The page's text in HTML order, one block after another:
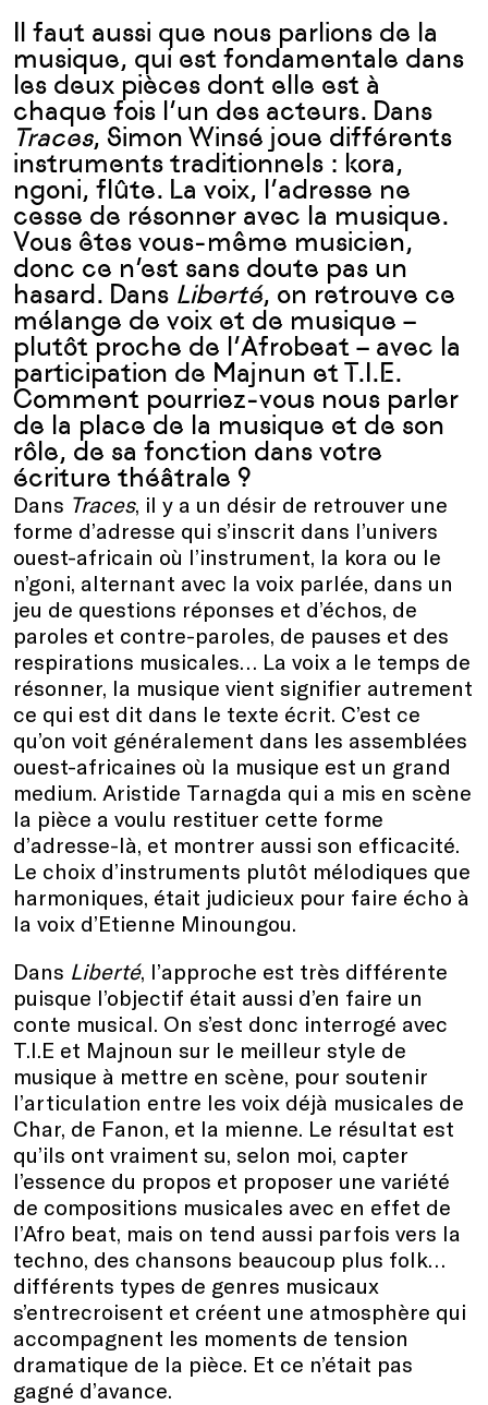
Il faut aussi que nous parlions de la
musique, qui est fondamentale dans
les deux pièces dont elle est à
chaque fois l’un des acteurs. Dans
Traces, Simon Winsé joue différents
instruments traditionnels : kora,
ngoni, flûte. La voix, l’adresse ne
cesse de résonner avec la musique.
Vous êtes vous-même musicien,
donc ce n’est sans doute pas un
hasard. Dans Liberté, on retrouve ce
mélange de voix et de musique –
plutôt proche de l’Afrobeat – avec la
participation de Majnun et T.I.E.
Comment pourriez-vous nous parler
de la place de la musique et de son
rôle, de sa fonction dans votre
écriture théâtrale ?
Dans Traces, il y a un désir de retrouver une
forme d’adresse qui s’inscrit dans l’univers
ouest-africain où l’instrument, la kora ou le
n’goni, alternant avec la voix parlée, dans un
jeu de questions réponses et d’échos, de
paroles et contre-paroles, de pauses et des
respirations musicales… La voix a le temps de
résonner, la musique vient signifier autrement
ce qui est dit dans le texte écrit. C’est ce
qu’on voit généralement dans les assemblées
ouest-africaines où la musique est un grand
medium. Aristide Tarnagda qui a mis en scène
la pièce a voulu restituer cette forme
d’adresse-là, et montrer aussi son efficacité.
Le choix d’instruments plutôt mélodiques que
harmoniques, était judicieux pour faire écho à
la voix d’Etienne Minoungou.
Dans Liberté, l’approche est très différente
puisque l’objectif était aussi d’en faire un
conte musical. On s’est donc interrogé avec
T.I.E et Majnoun sur le meilleur style de
musique à mettre en scène, pour soutenir
l’articulation entre les voix déjà musicales de
Char, de Fanon, et la mienne. Le résultat est
qu’ils ont vraiment su, selon moi, capter
l’essence du propos et proposer une variété
de compositions musicales avec en effet de
l’Afro beat, mais on tend aussi parfois vers la
techno, des chansons beaucoup plus folk…
différents types de genres musicaux
s’entrecroisent et créent une atmosphère qui
accompagnent les moments de tension
dramatique de la pièce. Et ce n’était pas
gagné d’avance.